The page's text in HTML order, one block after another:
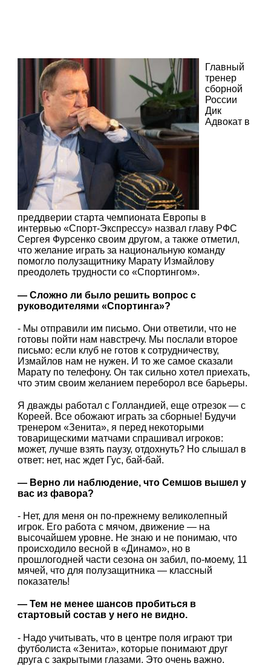
Главный
тренер
сборной
России
Дик
Адвокат в
преддверии старта чемпионата Европы в
интервью «Спорт-Экспрессу» назвал главу РФС
Сергея Фурсенко своим другом, а также отметил,
что желание играть за национальную команду
помогло полузащитнику Марату Измайлову
преодолеть трудности со «Спортингом».
— Сложно ли было решить вопрос с
руководителями «Спортинга»?
- Мы отправили им письмо. Они ответили, что не
готовы пойти нам навстречу. Мы послали второе
письмо: если клуб не готов к сотрудничеству,
Измайлов нам не нужен. И то же самое сказали
Марату по телефону. Он так сильно хотел приехать,
что этим своим желанием переборол все барьеры.
Я дважды работал с Голландией, еще отрезок — с
Кореей. Все обожают играть за сборные! Будучи
тренером «Зенита», я перед некоторыми
товарищескими матчами спрашивал игроков:
может, лучше взять паузу, отдохнуть? Но слышал в
ответ: нет, нас ждет Гус, бай-бай.
— Верно ли наблюдение, что Семшов вышел у
вас из фавора?
- Нет, для меня он по-прежнему великолепный
игрок. Его работа с мячом, движение — на
высочайшем уровне. Не знаю и не понимаю, что
происходило весной в «Динамо», но в
прошлогодней части сезона он забил, по-моему, 11
мячей, что для полузащитника — классный
показатель!
— Тем не менее шансов пробиться в
стартовый состав у него не видно.
- Надо учитывать, что в центре поля играют три
футболиста «Зенита», которые понимают друг
друга с закрытыми глазами. Это очень важно.